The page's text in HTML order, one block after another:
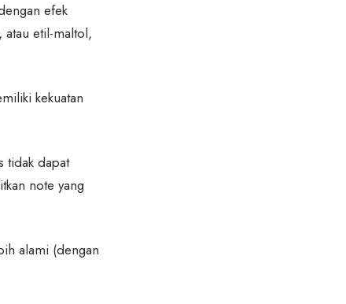
efek
atau etil-maltol,
kekuatan
tidak dapat
note yang
alami (dengan